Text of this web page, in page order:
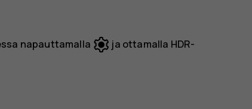
napauttamalla ja ottamalla HDR-